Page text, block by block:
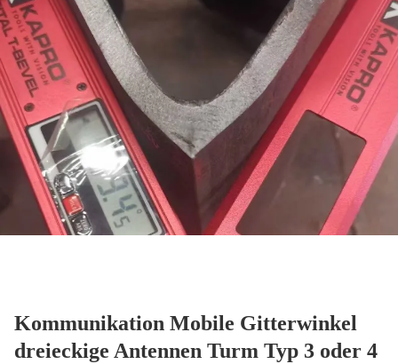
Kommunikation Mobile Gitterwinkel
dreieckige Antennen Turm Typ 3 oder 4